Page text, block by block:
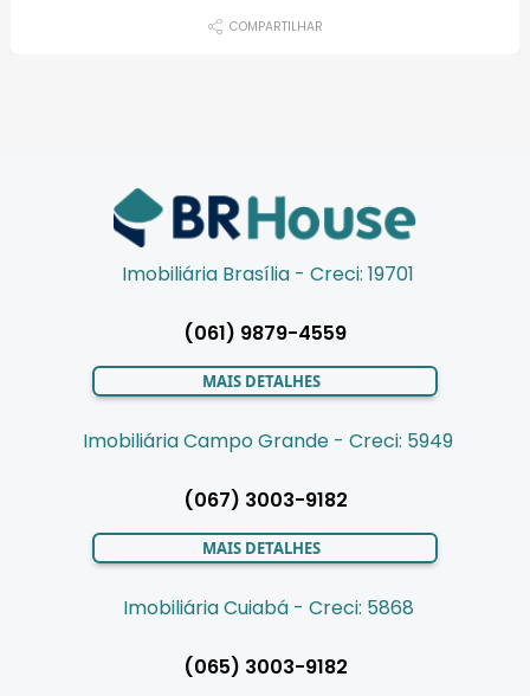
COMPARTILHAR
Imobiliária Brasília - Creci: 19701
(061) 9879-4559
MAIS DETALHES
Imobiliária Campo Grande - Creci: 5949
(067) 3003-9182
MAIS DETALHES
Imobiliária Cuiabá - Creci: 5868
(065) 3003-9182